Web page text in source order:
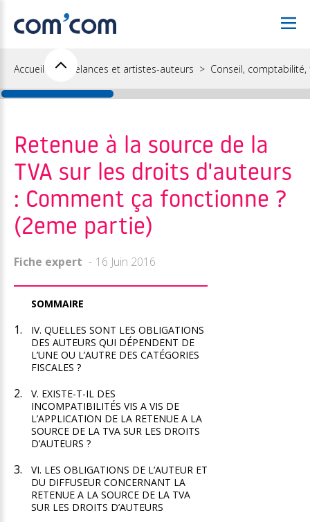
Accueil Freelances et artistes-auteurs Conseil, comptabilité,
Retenue à la source de la
TVA sur les droits d'auteurs
: Comment ça fonctionne ?
(2eme partie)
Fiche expert 16 Juin 2016
SOMMAIRE
IV. QUELLES SONT LES OBLIGATIONS
DES AUTEURS QUI DÉPENDENT DE
L’UNE OU L’AUTRE DES CATÉGORIES
FISCALES ?
V. EXISTE-T-IL DES
INCOMPATIBILITÉS VIS A VIS DE
L’APPLICATION DE LA RETENUE A LA
SOURCE DE LA TVA SUR LES DROITS
D’AUTEURS ?
VI. LES OBLIGATIONS DE L’AUTEUR ET
DU DIFFUSEUR CONCERNANT LA
RETENUE A LA SOURCE DE LA TVA
SUR LES DROITS D’AUTEURS